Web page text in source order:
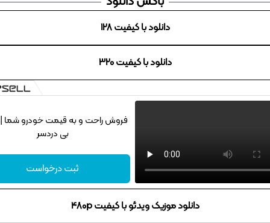
دانلود با کیفیت 128
دانلود با کیفیت 320
بی دردسر
ثبت درخواست
دانلود موزیک ویدئو با کیفیت 480p